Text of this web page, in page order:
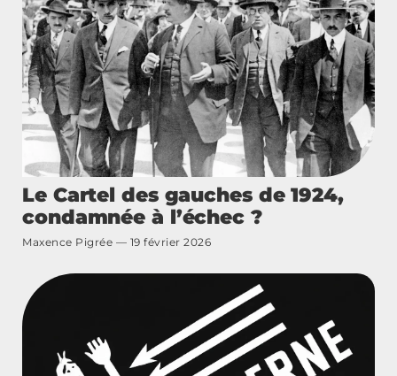
Le Cartel des gauches de 1924,
condamnée à l’échec ?
Maxence Pigrée 19 février 2026